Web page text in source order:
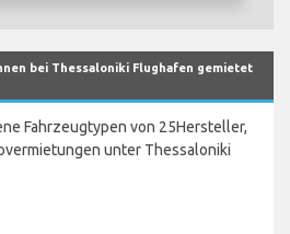
bei Thessaloniki Flughafen gemietet
Fahrzeugtypen von 25Hersteller,
unter Thessaloniki